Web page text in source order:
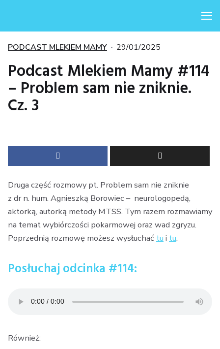
Kategorie
PODCAST MLEKIEM MAMY
Posted
29/01/2025
Podcast Mlekiem Mamy #114
– Problem sam nie zniknie.
Cz. 3
Druga część rozmowy pt. Problem sam nie zniknie
z dr n. hum. Agnieszką Borowiec – neurologopedą,
aktorką, autorką metody MTSS. Tym razem rozmawiamy
na temat wybiórczości pokarmowej oraz wad zgryzu.
Poprzednią rozmowę możesz wysłuchać tu i tu.
Posłuchaj odcinka #114:
Również: